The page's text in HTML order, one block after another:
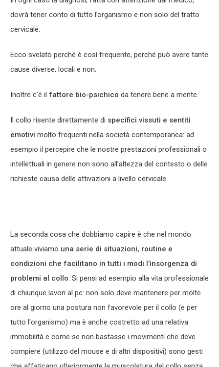
dovrà tener conto di tutto l’organismo e non solo del tratto
cervicale.
Ecco svelato perché è così frequente, perché può avere tante
cause diverse, locali e non.
Inoltre c'è il fattore bio-psichico da tenere bene a mente.
Il collo risente direttamente di specifici vissuti e sentiti
emotivi molto frequenti nella società contemporanea: ad
esempio il percepire che le nostre prestazioni professionali o
intellettuali in genere non sono all’altezza del contesto o delle
richieste causa delle attivazioni a livello cervicale.
La seconda cosa che dobbiamo capire è che nel mondo
attuale viviamo una serie di situazioni, routine e
condizioni che facilitano in tutti i modi l’insorgenza di
problemi al collo. Si pensi ad esempio alla vita professionale
di chiunque lavori al pc: non solo deve mantenere per molte
ore al giorno una postura non favorevole per il collo (e per
tutto l'organismo) ma è anche costretto ad una relativa
immobilità e come se non bastasse i movimenti che deve
compiere (utilizzo del mouse e di altri dispositivi) sono gesti